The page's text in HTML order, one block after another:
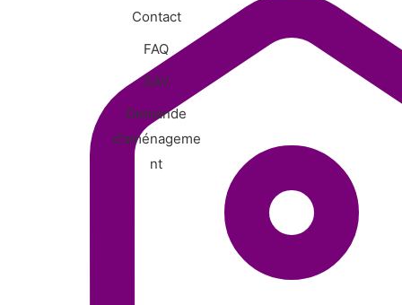
Contact
FAQ
SAV
Demande
d'aménageme
nt